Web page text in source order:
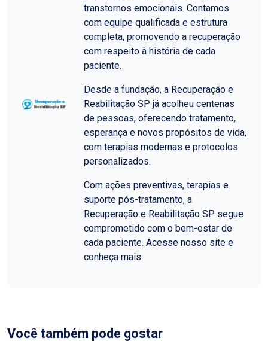
transtornos emocionais. Contamos
com equipe qualificada e estrutura
completa, promovendo a recuperação
com respeito à história de cada
paciente.
Desde a fundação, a Recuperação e
Reabilitação SP já acolheu centenas
de pessoas, oferecendo tratamento,
esperança e novos propósitos de vida,
com terapias modernas e protocolos
personalizados.
Com ações preventivas, terapias e
suporte pós-tratamento, a
Recuperação e Reabilitação SP segue
comprometido com o bem-estar de
cada paciente. Acesse nosso site e
conheça mais.
Você também pode gostar